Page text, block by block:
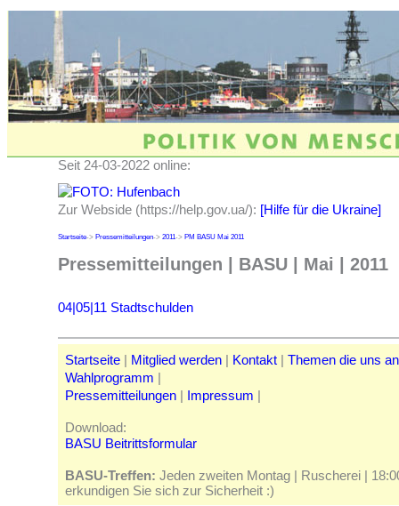
Seit 24-03-2022 online:
Zur Webside (https://help.gov.ua/): [Hilfe für die Ukraine]
Startseite-> Pressemitteilungen-> 2011-> PM BASU Mai 2011
Pressemitteilungen | BASU | Mai | 2011
04|05|11 Stadtschulden
Startseite | Mitglied werden | Kontakt | Themen die uns
Wahlprogramm |
Pressemitteilungen | Impressum |
Download:
BASU Beitrittsformular
BASU-Treffen: Jeden zweiten Montag | Ruscherei |
erkundigen Sie sich zur Sicherheit :)